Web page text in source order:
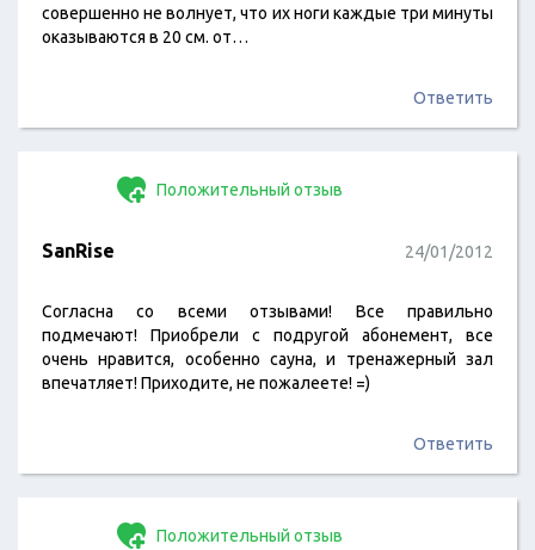
совершенно не волнует, что их ноги каждые три минуты
оказываются в 20 см. от…
Ответить
Положительный отзыв
SanRise 24/01/2012
Согласна со всеми отзывами! Все правильно
подмечают! Приобрели с подругой абонемент, все
очень нравится, особенно сауна, и тренажерный зал
впечатляет! Приходите, не пожалеете! =)
Ответить
Положительный отзыв